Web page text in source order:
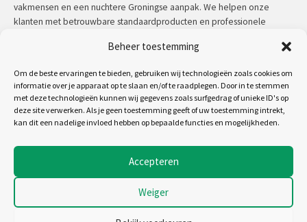
Beheer toestemming
Om de beste ervaringen te bieden, gebruiken wij technologieën zoals cookies om
informatie over je apparaat op te slaan en/of te raadplegen. Door in te stemmen
met deze technologieën kunnen wij gegevens zoals surfgedrag of unieke ID's op
deze site verwerken. Als je geen toestemming geeft of uw toestemming intrekt,
kan dit een nadelige invloed hebben op bepaalde functies en mogelijkheden.
Accepteren
Weiger
vakmensen en een nuchtere Groningse aanpak. We helpen onze
klanten met betrouwbare standaardproducten en professionele
lees meer
Volg ons op:
Copyright 2026 - Jansen&Heuning